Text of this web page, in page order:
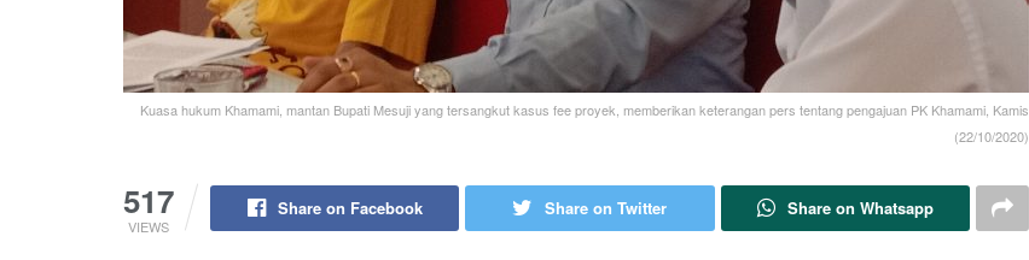
Kuasa hukum Khamami, mantan Bupati Mesuji yang tersangkut kasus fee proyek, memberikan keterangan pers tentang pengajuan PK Khamami, Kamis
(22/10/2020)
517
VIEWS
Share on Facebook Share on Twitter Share on Whatsapp